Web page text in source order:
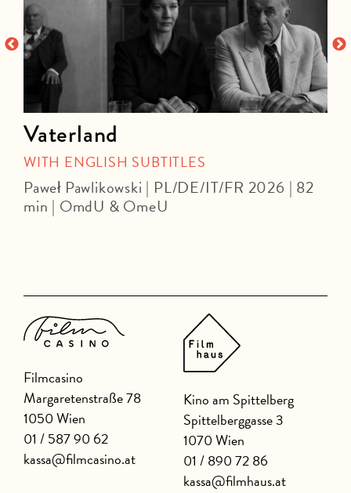
Vaterland
WITH ENGLISH SUBTITLES
Paweł Pawlikowski | PL/DE/IT/FR 2026 | 82
min | OmdU & OmeU
Filmcasino
Margaretenstraße 78
1050 Wien
01 / 587 90 62
kassa@filmcasino.at
Kino am Spittelberg
Spittelberggasse 3
1070 Wien
01 / 890 72 86
kassa@filmhaus.at